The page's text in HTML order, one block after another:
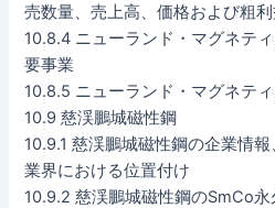
売数量、売上高、価格および粗
10.8.4 ニューランド・マグネテ
要事業
10.8.5 ニューランド・マグネテ
10.9 慈渓鵬城磁性鋼
10.9.1 慈渓鵬城磁性鋼の企業情
業界における位置付け
10.9.2 慈渓鵬城磁性鋼のSmCo